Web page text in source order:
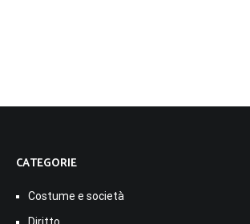
CATEGORIE
Costume e società